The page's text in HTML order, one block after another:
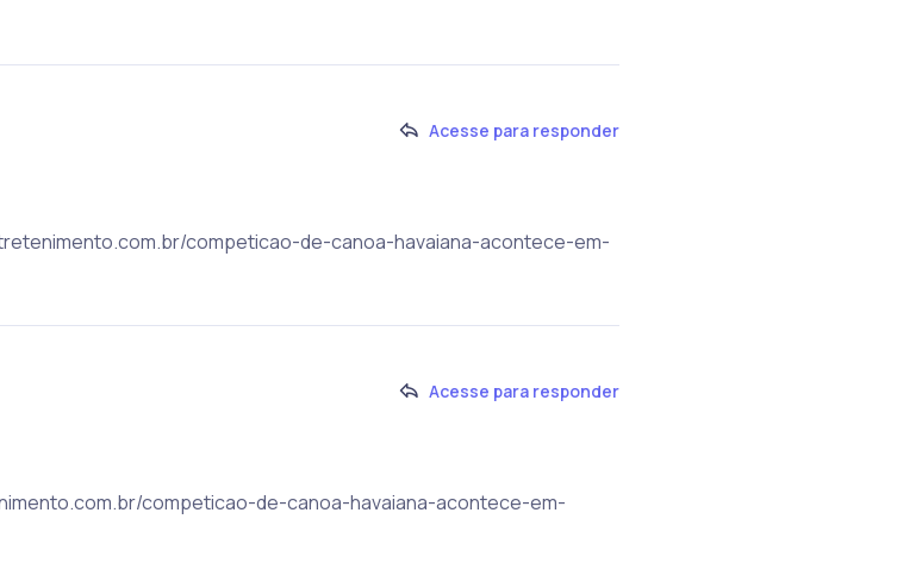
Acesse para responder
competicao-de-canoa-havaiana-acontece-em-
Acesse para responder
competicao-de-canoa-havaiana-acontece-em-